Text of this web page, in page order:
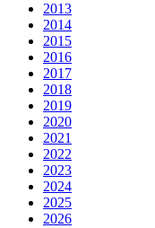
2013
2014
2015
2016
2017
2018
2019
2020
2021
2022
2023
2024
2025
2026